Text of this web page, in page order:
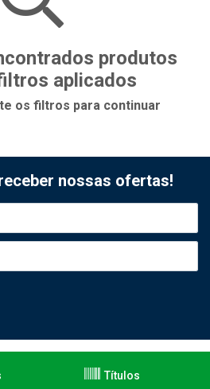
produtos
aplicados
os filtros para continuar
nossas ofertas!
Títulos